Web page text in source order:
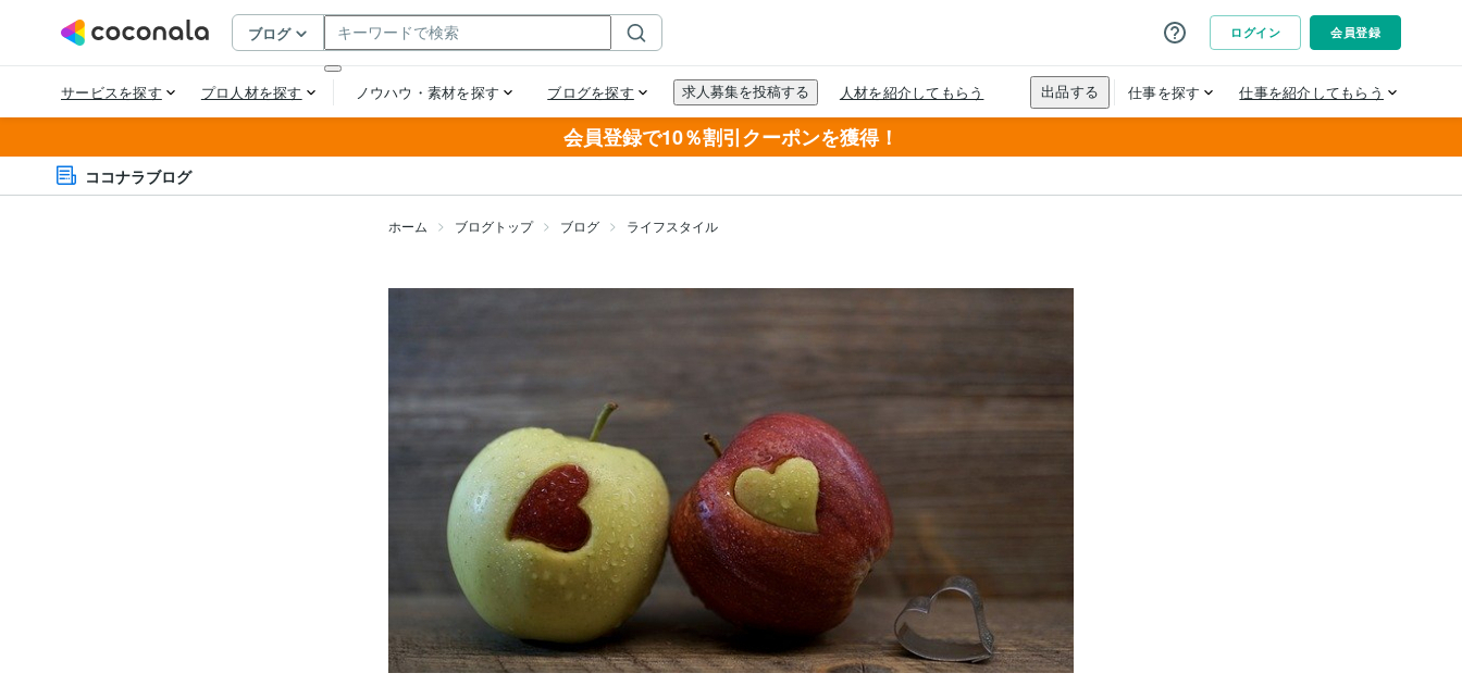
会員登録で10％割引クーポンを獲得！
ココナラブログ
ホーム ブログトップ ブログ ライフスタイル